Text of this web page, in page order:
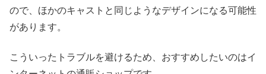
ので、ほかのキャストと同じようなデザインになる可能性
があります。
こういったトラブルを避けるため、おすすめしたいのはイ